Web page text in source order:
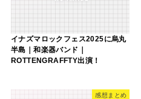
イナズマロックフェス2025に烏丸
半島‬｜和楽器バンド｜‪
ROTTENGRAFFTY出演！
感想まとめ